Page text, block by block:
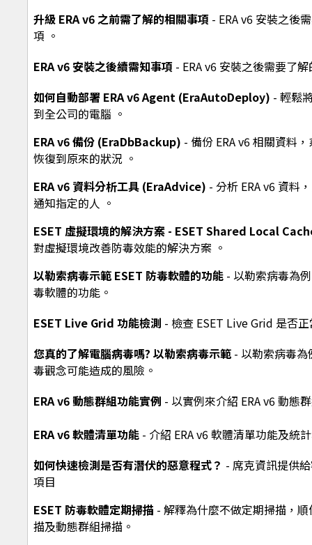
升級 ERA v6 之前需了解的相關事項- ERA v6 安裝之後
項 。
ERA v6 安裝之後續需知事項- ERA v6 安裝之後需要了
如何自動部署 ERA v6 Agent (EraAutoDeploy) - 輕鬆
到全公司的電腦 。
ERA v6 備份 (EraDbBackup) - 備份 ERA v6 相關資料
恢復到原來的狀況 。
ERA v6 資料分析工具 (EraAdvice) - 分析 ERA v6 資料
通知指定的人 。
ESET 虛擬環境的解決方案 - ESET Shared Local
對虛擬環境改善防毒效能的解決方案 。
以勒索病毒示範 ESET 防毒軟體的功能- 以勒索病毒為
毒軟體的功能。
ESET Live Grid 功能檢測 - 檢查 ESET Live Grid 是否
您真的了解電腦病毒嗎? 以勒索病毒示範- 以勒索病毒為
毒觀念可能造成的風險。
ERA v6 動態群組功能實例 - 以實例來介紹 ERA v6 動態
ERA v6 軟體清單功能- 介紹 ERA v6 軟體清單功能及統
如何快速檢測是否有潛伏的惡意程式？ - 席克資訊提供
項目
ESET 防毒軟體定期掃描 - 解釋為什麼不做定期掃描，
描及動態群組掃描。